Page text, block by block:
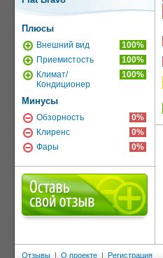
Плюсы
Внешний вид
100%
Приемистость
100%
Климат/
Кондиционер
100%
Минусы
Обзорность
0%
Клиренс
0%
Фары
0%
Отзывы | О проекте | Регистрация